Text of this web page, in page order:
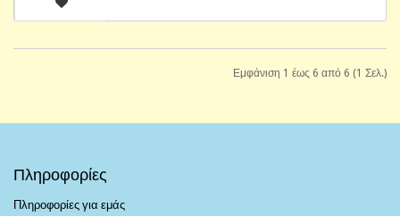
Εμφάνιση 1 έως 6 από 6 (1 Σελ.)
Πληροφορίες
Πληροφορίες για εμάς